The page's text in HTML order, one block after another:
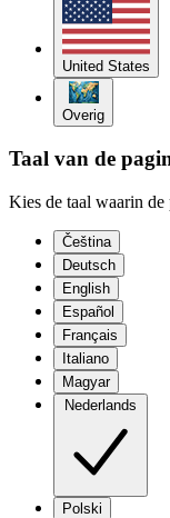
United States
Overig
Taal van de
Kies de taal waarin
Čeština
Deutsch
English
Español
Français
Italiano
Magyar
Nederlands
Polski